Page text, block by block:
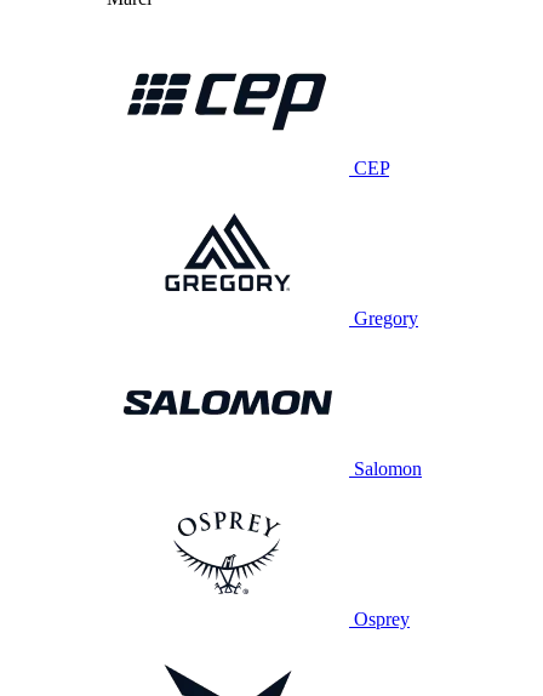
CEP
Gregory
Salomon
Osprey